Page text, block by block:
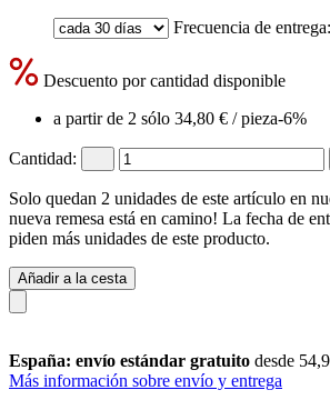
Frecuencia de entrega:
Descuento por cantidad disponible
a partir de 2 sólo 34,80 € / pieza-6%
Cantidad:
Solo quedan 2 unidades de este artículo en
nueva remesa está en camino! La fecha de
piden más unidades de este producto.
Añadir a la cesta
España: envío estándar gratuito desde
Más información sobre envío y entrega